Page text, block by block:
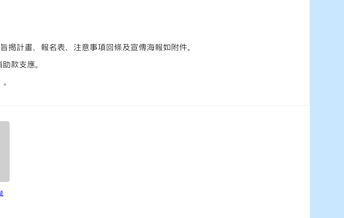
揭計畫、報名表、注意事項回條及宣傳海報如附件。
款支應。